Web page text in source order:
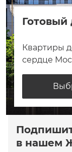
Готовый
Квартиры
сердце
в нашем